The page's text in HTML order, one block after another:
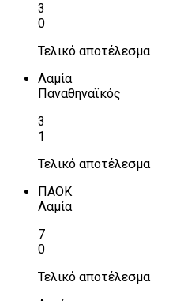
3
0
Τελικό αποτέλεσμα
Λαμία
Παναθηναϊκός
3
1
Τελικό αποτέλεσμα
ΠΑΟΚ
Λαμία
7
0
Τελικό αποτέλεσμα